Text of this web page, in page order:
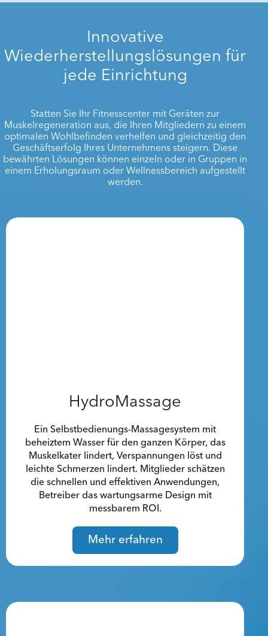
Innovative
Wiederherstellungslösungen für
jede Einrichtung
Statten Sie Ihr Fitnesscenter mit Geräten zur
Muskelregeneration aus, die Ihren Mitgliedern zu einem
optimalen Wohlbefinden verhelfen und gleichzeitig den
Geschäftserfolg Ihres Unternehmens steigern. Diese
bewährten Lösungen können einzeln oder in Gruppen in
einem Erholungsraum oder Wellnessbereich aufgestellt
werden.
HydroMassage
Ein Selbstbedienungs-Massagesystem mit
beheiztem Wasser für den ganzen Körper, das
Muskelkater lindert, Verspannungen löst und
leichte Schmerzen lindert. Mitglieder schätzen
die schnellen und effektiven Anwendungen,
Betreiber das wartungsarme Design mit
messbarem ROI.
Mehr erfahren